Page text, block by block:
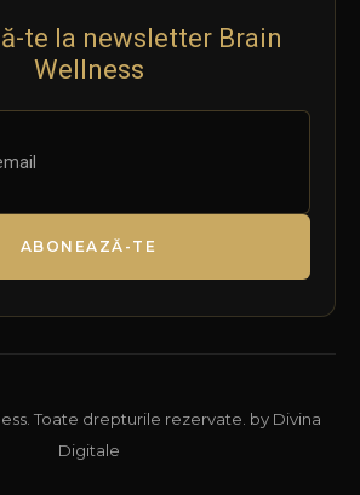
te la newsletter Brain
Wellness
ABONEAZĂ-TE
Toate drepturile rezervate. by Divina
Digitale